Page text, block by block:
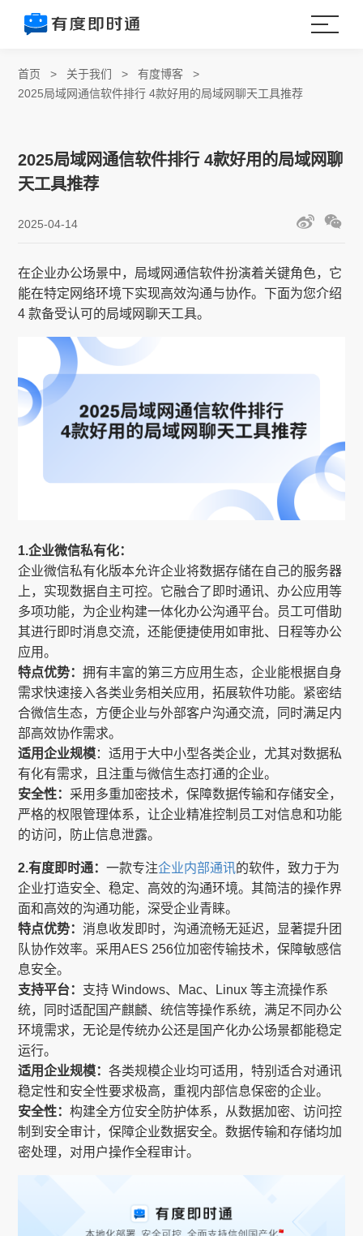
首页 > 关于我们 >有度博客 >
2025局域网通信软件排行 4款好用的局域网聊天工具推荐
2025局域网通信软件排行 4款好用的局域网聊
天工具推荐
2025-04-14
在企业办公场景中，局域网通信软件扮演着关键角色，它
能在特定网络环境下实现高效沟通与协作。下面为您介绍
4 款备受认可的局域网聊天工具。
1.企业微信私有化：
企业微信私有化版本允许企业将数据存储在自己的服务器
上，实现数据自主可控。它融合了即时通讯、办公应用等
多项功能，为企业构建一体化办公沟通平台。员工可借助
其进行即时消息交流，还能便捷使用如审批、日程等办公
应用。
特点优势：拥有丰富的第三方应用生态，企业能根据自身
需求快速接入各类业务相关应用，拓展软件功能。紧密结
合微信生态，方便企业与外部客户沟通交流，同时满足内
部高效协作需求。
适用企业规模：适用于大中小型各类企业，尤其对数据私
有化有需求，且注重与微信生态打通的企业。
安全性： 采用多重加密技术，保障数据传输和存储安全，
严格的权限管理体系，让企业精准控制员工对信息和功能
的访问，防止信息泄露。
2.有度即时通：一款专注企业内部通讯的软件，致力于为
企业打造安全、稳定、高效的沟通环境。其简洁的操作界
面和高效的沟通功能，深受企业青睐。
特点优势：消息收发即时，沟通流畅无延迟，显著提升团
队协作效率。采用AES 256位加密传输技术，保障敏感信
息安全。
支持平台： 支持 Windows、Mac、Linux 等主流操作系
统，同时适配国产麒麟、统信等操作系统，满足不同办公
环境需求，无论是传统办公还是国产化办公场景都能稳定
运行。
适用企业规模：各类规模企业均可适用，特别适合对通讯
稳定性和安全性要求极高，重视内部信息保密的企业。
安全性：构建全方位安全防护体系，从数据加密、访问控
制到安全审计，保障企业数据安全。数据传输和存储均加
密处理，对用户操作全程审计。